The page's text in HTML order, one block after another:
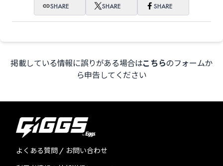
SHARE SHARE SHARE
掲載している情報に誤りがある場合はこちらのフォームか
ら申告してください
よくある質問 / お問い合わせ